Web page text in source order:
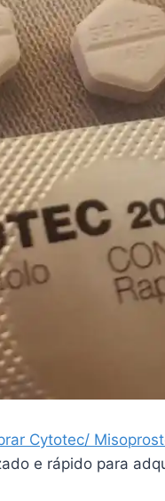
Cytotec/
e rápido para